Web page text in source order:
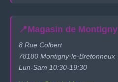
📍Magasin de Montigny
8 Rue Colbert
78180 Montigny-le-Bretonneux
Lun-Sam 10:30-19:30